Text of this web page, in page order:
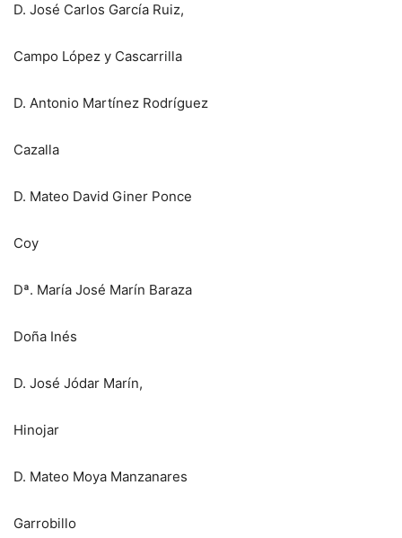
D. José Carlos García Ruiz,
Campo López y Cascarrilla
D. Antonio Martínez Rodríguez
Cazalla
D. Mateo David Giner Ponce
Coy
Dª. María José Marín Baraza
Doña Inés
D. José Jódar Marín,
Hinojar
D. Mateo Moya Manzanares
Garrobillo